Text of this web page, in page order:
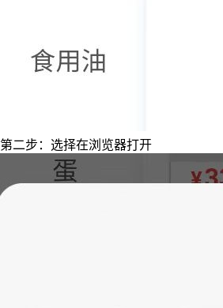
第二步：选择在浏览器打开